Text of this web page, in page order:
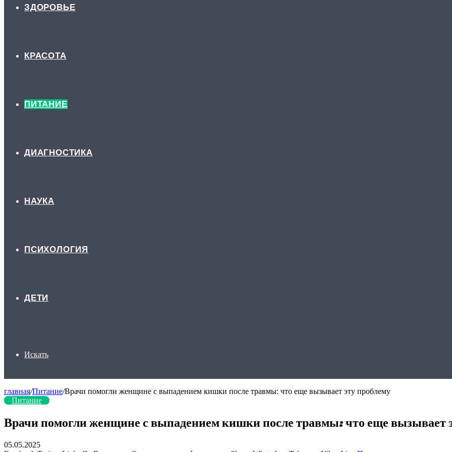
ЗДОРОВЬЕ
КРАСОТА
ПИТАНИЕ
ДИАГНОСТИКА
НАУКА
ПСИХОЛОГИЯ
ДЕТИ
Искать
главная/Питание/Врачи помогли женщине с выпадением кишки после травмы: что еще вызывает эту проблему
Питание
Врачи помогли женщине с выпадением кишки после травмы: что еще вызывает
05.05.2025